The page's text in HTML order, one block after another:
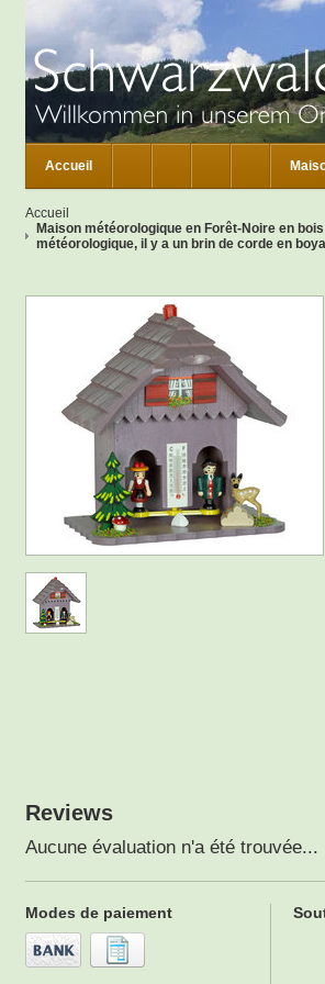
Accueil
Accueil
Maison météorologique en Forêt-Noire en
météorologique, il y a un brin de corde en
Reviews
Aucune évaluation n'a été trouvée...
Modes de paiement